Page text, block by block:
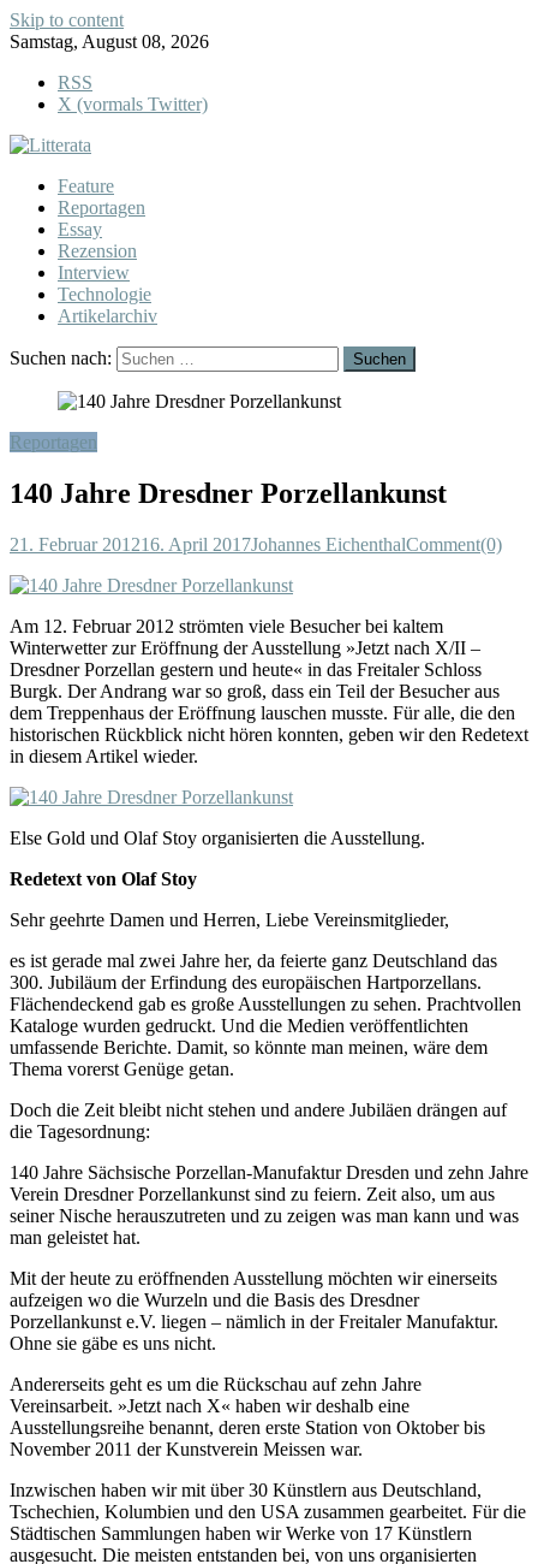
Skip to content
Samstag, August 08, 2026
RSS
X (vormals Twitter)
Feature
Reportagen
Essay
Rezension
Interview
Technologie
Artikelarchiv
Suchen nach:
Reportagen
140 Jahre Dresdner Porzellankunst
21. Februar 201216. April 2017Johannes EichenthalComment(0)
Am 12. Februar 2012 strömten viele Besucher bei kaltem
Winterwetter zur Eröffnung der Ausstellung »Jetzt nach X/II –
Dresdner Porzellan gestern und heute« in das Freitaler Schloss
Burgk. Der Andrang war so groß, dass ein Teil der Besucher aus
dem Treppenhaus der Eröffnung lauschen musste. Für alle, die den
historischen Rückblick nicht hören konnten, geben wir den Redetext
in diesem Artikel wieder.
Else Gold und Olaf Stoy organisierten die Ausstellung.
Redetext von Olaf Stoy
Sehr geehrte Damen und Herren, Liebe Vereinsmitglieder,
es ist gerade mal zwei Jahre her, da feierte ganz Deutschland das
300. Jubiläum der Erfindung des europäischen Hartporzellans.
Flächendeckend gab es große Ausstellungen zu sehen. Prachtvollen
Kataloge wurden gedruckt. Und die Medien veröffentlichten
umfassende Berichte. Damit, so könnte man meinen, wäre dem
Thema vorerst Genüge getan.
Doch die Zeit bleibt nicht stehen und andere Jubiläen drängen auf
die Tagesordnung:
140 Jahre Sächsische Porzellan-Manufaktur Dresden und zehn Jahre
Verein Dresdner Porzellankunst sind zu feiern. Zeit also, um aus
seiner Nische herauszutreten und zu zeigen was man kann und was
man geleistet hat.
Mit der heute zu eröffnenden Ausstellung möchten wir einerseits
aufzeigen wo die Wurzeln und die Basis des Dresdner
Porzellankunst e.V. liegen – nämlich in der Freitaler Manufaktur.
Ohne sie gäbe es uns nicht.
Andererseits geht es um die Rückschau auf zehn Jahre
Vereinsarbeit. »Jetzt nach X« haben wir deshalb eine
Ausstellungsreihe benannt, deren erste Station von Oktober bis
November 2011 der Kunstverein Meissen war.
Inzwischen haben wir mit über 30 Künstlern aus Deutschland,
Tschechien, Kolumbien und den USA zusammen gearbeitet. Für die
Städtischen Sammlungen haben wir Werke von 17 Künstlern
ausgesucht. Die meisten entstanden bei, von uns organisierten